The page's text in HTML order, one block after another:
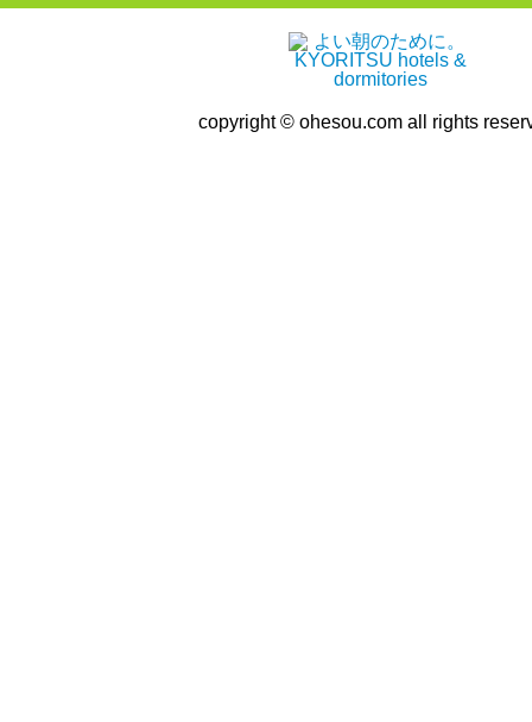
copyright © ohesou.com all rights